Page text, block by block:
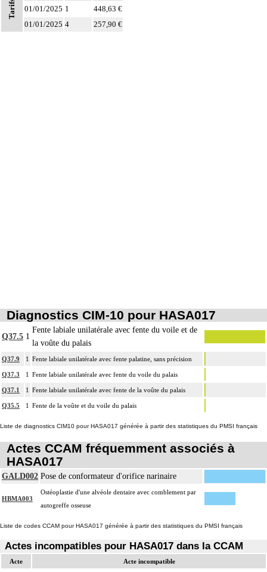
Les actes sur la cavité de l'abdomen, par coelioscopie ou par
associée, la toilette péritonéale et/ou la pose de drain.
Tarifs 01/01/2025 1
448,63 €
01/01/2025 4 257,90 €
Diagnostics CIM-10 pour HASA017
Q37.5 1
Fente labiale unilatérale avec fente du voile et de
la voûte du palais
Q37.9 1 Fente labiale unilatérale avec fente palatine, sans précision
Q37.3 1 Fente labiale unilatérale avec fente du voile du palais
Q37.1 1 Fente labiale unilatérale avec fente de la voûte du palais
Q35.5 1 Fente de la voûte et du voile du palais
Liste de diagnostics CIM10 pour HASA017 générée à partir des statistiques du PMSI français
Actes CCAM fréquemment associés à
HASA017
GALD002 Pose de conformateur d'orifice narinaire
HBMA003
Ostéoplastie d'une alvéole dentaire avec comblement par
autogreffe osseuse
Liste de codes CCAM pour HASA017 générée à partir des statistiques du PMSI français
Actes incompatibles pour HASA017 dans la CCAM
Acte Acte incompatible